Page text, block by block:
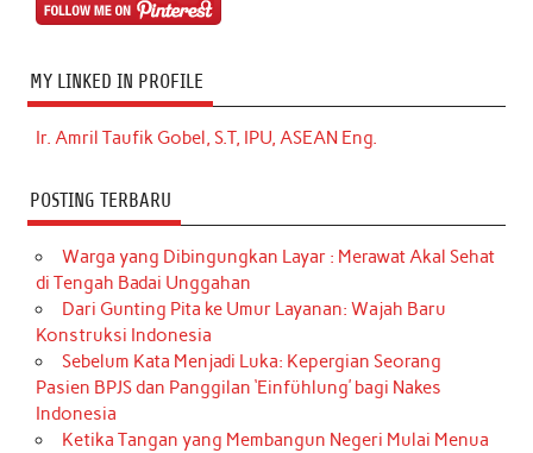
MY LINKED IN PROFILE
Ir. Amril Taufik Gobel, S.T, IPU, ASEAN Eng.
POSTING TERBARU
Warga yang Dibingungkan Layar : Merawat Akal Sehat
di Tengah Badai Unggahan
Dari Gunting Pita ke Umur Layanan: Wajah Baru
Konstruksi Indonesia
Sebelum Kata Menjadi Luka: Kepergian Seorang
Pasien BPJS dan Panggilan ‘Einfühlung’ bagi Nakes
Indonesia
Ketika Tangan yang Membangun Negeri Mulai Menua